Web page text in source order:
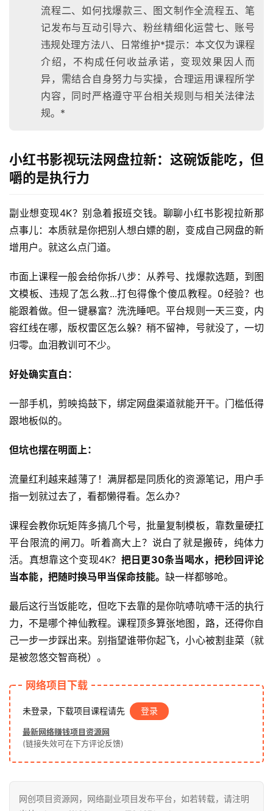
页
网
创
讯
赚
项
目
中
流程二、如何找爆款三、图文制作全流程五、笔
记发布与互动引导六、粉丝精细化运营七、账号
违规处理方法八、日常维护*提示：本文仅为课程
介绍，不构成任何收益承诺，变现效果因人而
异，需结合自身努力与实操，合理运用课程所学
内容，同时严格遵守平台相关规则与相关法律法
规。*
小红书影视玩法网盘拉新：这碗饭能吃，但
嚼的是执行力
副业想变现4K？别急着报班交钱。聊聊小红书影视拉新那
点事儿：本质就是你把别人想白嫖的剧，变成自己网盘的新
增用户。就这么点门道。
市面上课程一般会给你拆八步：从养号、找爆款选题，到图
文模板、违规了怎么救...打包得像个傻瓜教程。0经验？也
能跟着做。但一键暴富？洗洗睡吧。平台规则一天三变，内
容红线在哪，版权雷区怎么躲？稍不留神，号就没了，一切
归零。血泪教训可不少。
好处确实直白：
一部手机，剪映捣鼓下，绑定网盘渠道就能开干。门槛低得
跟地板似的。
但坑也摆在明面上：
流量红利越来越薄了！满屏都是同质化的资源笔记，用户手
指一划就过去了，看都懒得看。怎么办？
课程会教你玩矩阵多搞几个号，批量复制模板，靠数量硬扛
平台限流的闸刀。听着高大上？说白了就是搬砖，纯体力
活。真想靠这个变现4K？ 把日更30条当喝水，把秒回评论
当本能，把随时换马甲当保命技能。 缺一样都够呛。
最后这行当饭能吃，但吃下去靠的是你吭哧吭哧干活的执行
力，不是哪个神仙教程。课程顶多算张地图，路，还得你自
己一步一步踩出来。别指望谁带你起飞，小心被割韭菜（就
是被忽悠交智商税）。
网络项目下载
未登录，下载项目课程请先 登录
最新网络赚钱项目资源网
(链接失效可在下方评论反馈)
网创项目资源网，网络副业项目发布平台，如若转载，请注明